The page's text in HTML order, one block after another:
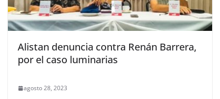
Alistan denuncia contra Renán Barrera,
por el caso luminarias
agosto 28, 2023